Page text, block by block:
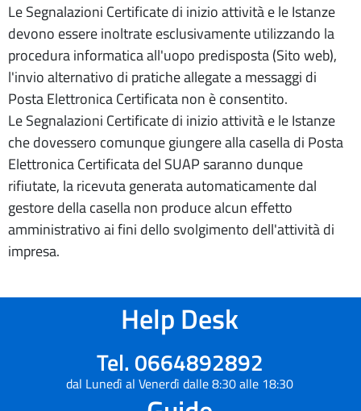
Le Segnalazioni Certificate di inizio attività e le Istanze
devono essere inoltrate esclusivamente utilizzando la
procedura informatica all'uopo predisposta (Sito web),
l'invio alternativo di pratiche allegate a messaggi di
Posta Elettronica Certificata non è consentito.
Le Segnalazioni Certificate di inizio attività e le Istanze
che dovessero comunque giungere alla casella di Posta
Elettronica Certificata del SUAP saranno dunque
rifiutate, la ricevuta generata automaticamente dal
gestore della casella non produce alcun effetto
amministrativo ai fini dello svolgimento dell'attività di
impresa.
Help Desk
Tel. 0664892892
dal Lunedì al Venerdì dalle 8:30 alle 18:30